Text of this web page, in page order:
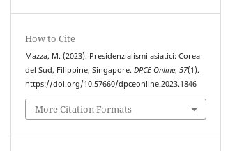
How to Cite
Mazza, M. (2023). Presidenzialismi asiatici: Corea
del Sud, Filippine, Singapore.DPCE Online,57(1).
https://doi.org/10.57660/dpceonline.2023.1846
More Citation Formats